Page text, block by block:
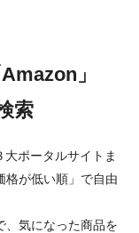
」
索
ポータルサイトま
格が低い順」で自由
、気になった商品を